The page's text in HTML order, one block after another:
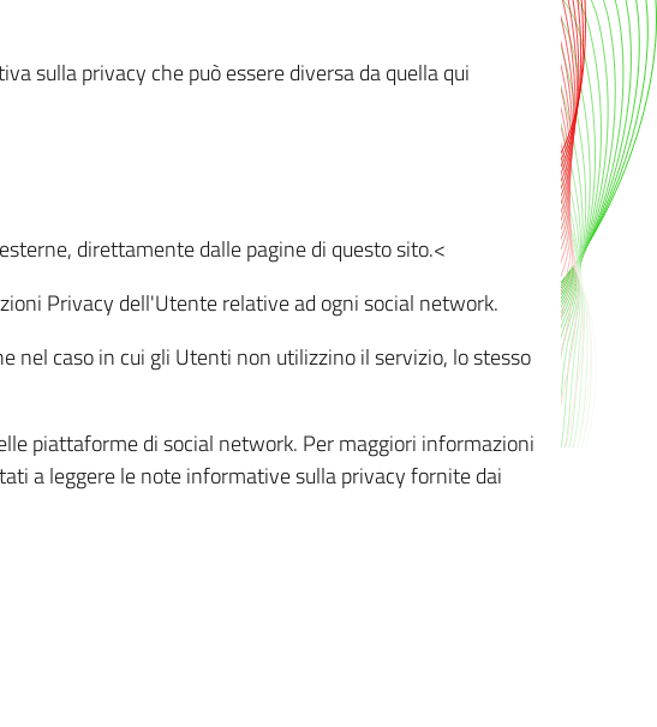
sulla privacy che può essere diversa da quella qui
direttamente dalle pagine di questo sito.<
Privacy dell'Utente relative ad ogni social network.
nel caso in cui gli Utenti non utilizzino il servizio, lo stesso
piattaforme di social network. Per maggiori informazioni
a leggere le note informative sulla privacy fornite dai